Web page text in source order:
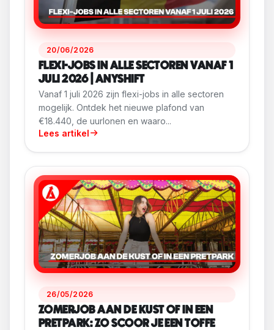
20/06/2026
FLEXI-JOBS IN ALLE SECTOREN VANAF 1
JULI 2026 | ANYSHIFT
Vanaf 1 juli 2026 zijn flexi-jobs in alle sectoren
mogelijk. Ontdek het nieuwe plafond van
€18.440, de uurlonen en waaro...
Lees artikel
26/05/2026
ZOMERJOB AAN DE KUST OF IN EEN
PRETPARK: ZO SCOOR JE EEN TOFFE